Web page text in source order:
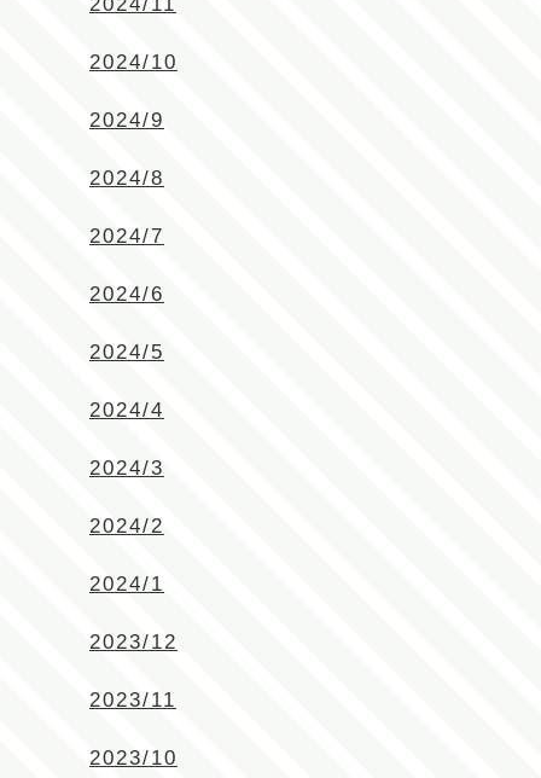
2024/10
2024/9
2024/8
2024/7
2024/6
2024/5
2024/4
2024/3
2024/2
2024/1
2023/12
2023/11
2023/10